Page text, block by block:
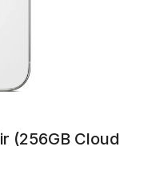
(256GB Cloud